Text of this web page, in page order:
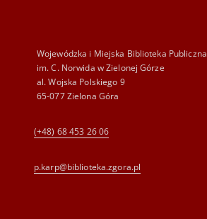
Wojewódzka i Miejska Biblioteka Publiczna
im. C. Norwida w Zielonej Górze
al. Wojska Polskiego 9
65-077 Zielona Góra
(+48) 68 453 26 06
p.karp@biblioteka.zgora.pl